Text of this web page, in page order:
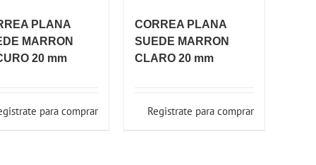
PLANA
MARRON
20 mm
para comprar
CORREA PLANA
SUEDE MARRON
CLARO 20 mm
Registrate para comprar